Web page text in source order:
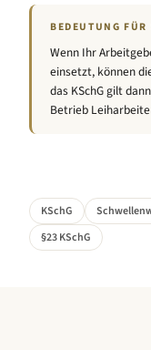
BEDEUTUNG FÜR
Wenn Ihr
einsetzt, können
das KSchG gilt
Betrieb
KSchG
§23 KSchG